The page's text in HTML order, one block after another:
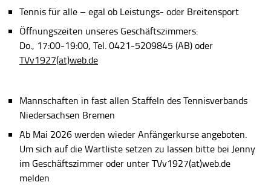
Tennis für alle – egal ob Leistungs- oder Breitensport
Öffnungszeiten unseres Geschäftszimmers:
Do., 17:00-19:00, Tel. 0421-5209845 (AB) oder
TVv1927(at)web.de
Mannschaften in fast allen Staffeln des Tennisverbands
Niedersachsen Bremen
Ab Mai 2026 werden wieder Anfängerkurse angeboten.
Um sich auf die Wartliste setzen zu lassen bitte bei Jenny
im Geschäftszimmer oder unter TVv1927(at)web.de
melden